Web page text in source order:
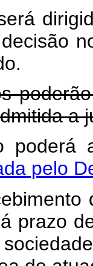
a
pelo
prazo